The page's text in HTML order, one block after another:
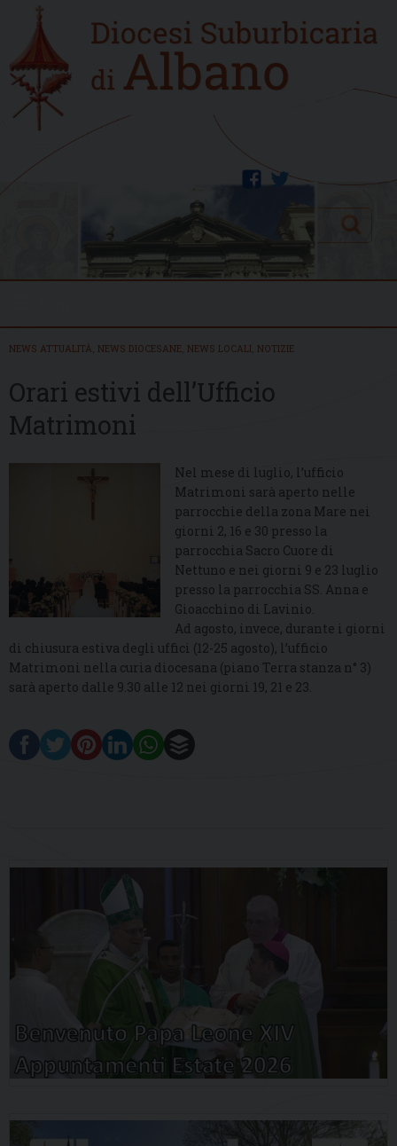
content
Home
new
twitter
facebook
Search
NEWS ATTUALITÀ NEWS DIOCESANE NEWS LOCALI NOTIZIE
Orari estivi dell’Ufficio
Matrimoni
Nel mese di luglio, l’ufficio
Matrimoni sarà aperto nelle
parrocchie della zona Mare nei
giorni 2, 16 e 30 presso la
parrocchia Sacro Cuore di
Nettuno e nei giorni 9 e 23 luglio
presso la parrocchia SS. Anna e
Gioacchino di Lavinio.
Ad agosto, invece, durante i giorni
di chiusura estiva degli uffici (12-25 agosto), l’ufficio
Matrimoni nella curia diocesana (piano Terra stanza n° 3)
sarà aperto dalle 9.30 alle 12 nei giorni 19, 21 e 23.